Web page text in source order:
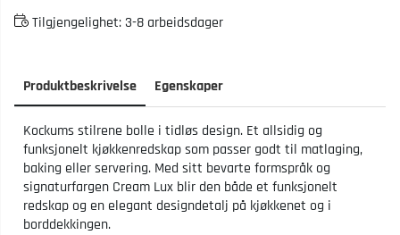
Tilgjengelighet:3-8 arbeidsdager
Produktbeskrivelse Egenskaper
Kockums stilrene bolle i tidløs design. Et allsidig og
funksjonelt kjøkkenredskap som passer godt til matlaging,
baking eller servering. Med sitt bevarte formspråk og
signaturfargen Cream Lux blir den både et funksjonelt
redskap og en elegant designdetalj på kjøkkenet og i
borddekkingen.